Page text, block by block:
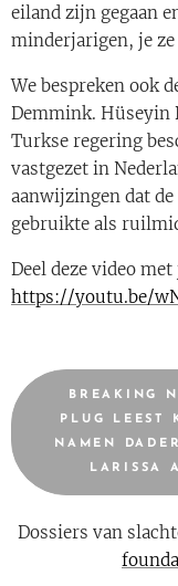
eiland zijn gegaan
minderjarigen, je
We bespreken ook
Demmink. Hüseyin
Turkse regering
vastgezet in
aanwijzingen dat
gebruikte als
Deel deze video
https://youtu.be/
BREAKING
PLUG LEEST
NAMEN
LARISSA
Dossiers van